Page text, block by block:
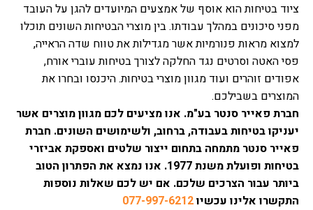
ציוד בטיחות הוא אוסף של אמצעים המיועדים להגן על העובד
מפני סיכונים במהלך עבודתו. בין מוצרי הבטיחות השונים תוכלו
למצוא מראות פנורמיות אשר מגדילות את טווח שדה הראייה,
פסי האטה וסרטים נגד החלקה לצורך בטיחות עוברי אורח,
אפודים זוהרים ועוד מגוון מוצרי בטיחות. היכנסו ובחרו את
המוצרים בשבילכם.
חברת פאייר סנטר בע"מ. אנו מציעים לכם מגוון מוצרים אשר
יעניקו בטיחות בעבודה, ברחוב, ולשימושים השונים. חברת
פאייר סנטר מתמחה בתחום ייצור שלטים ואספקת אביזרי
בטיחות ופועלת משנת 1977. אנו נמצא את הפתרון הטוב
ביותר עבור הצרכים שלכם. אם יש לכם שאלות נוספות
התקשרו אלינו עכשיו077-997-6212